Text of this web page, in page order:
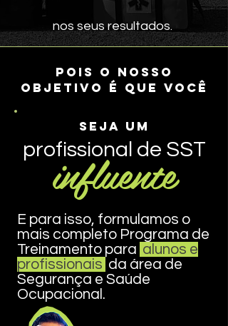
nos seus resultados.
seja um
profissional de SST
influente
Pois o nosso
objetivo é que você
E para isso, formulamos o
mais completo Programa de
Treinamento para alunos e
profissionais da área de
Segurança e Saúde
Ocupacional.